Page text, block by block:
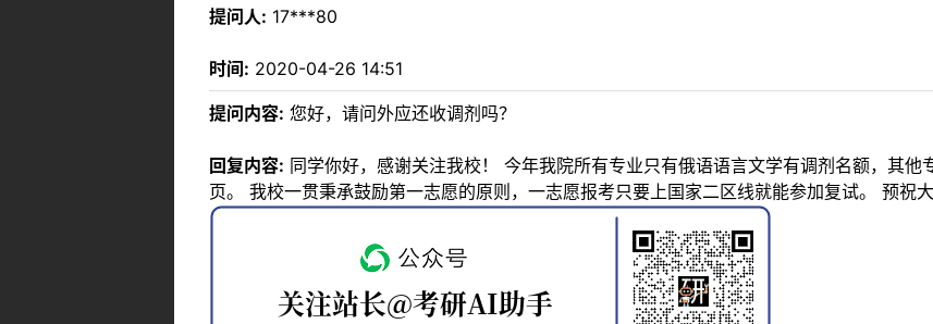
提问人: 17***80
时间: 2020-04-26 14:51
提问内容: 您好，请问外应还收调剂吗？
回复内容: 同学你好，感谢关注我校！ 今年我院所有专业只有俄语语言文学有调剂名额，其
页。 我校一贯秉承鼓励第一志愿的原则，一志愿报考只要上国家二区线就能参加复试。 预祝